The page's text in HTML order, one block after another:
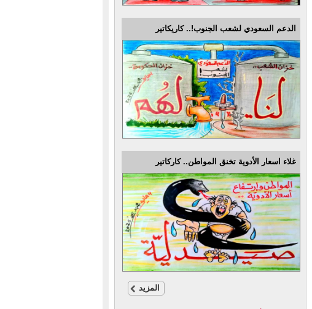
الدعم السعودي لشعب الجنوب!.. كاريكاتير
غلاء اسعار الأدوية تخنق المواطن.. كاركاتير
المزيد